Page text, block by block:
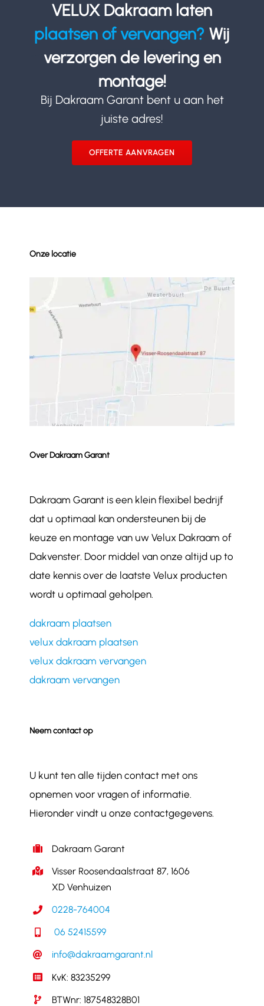
VELUX Dakraam laten
plaatsen of vervangen? Wij
verzorgen de levering en
montage!
Bij Dakraam Garant bent u aan het
juiste adres!
OFFERTE AANVRAGEN
Onze locatie
Over Dakraam Garant
Dakraam Garant is een klein flexibel bedrijf
dat u optimaal kan ondersteunen bij de
keuze en montage van uw Velux Dakraam of
Dakvenster. Door middel van onze altijd up to
date kennis over de laatste Velux producten
wordt u optimaal geholpen.
dakraam plaatsen
velux dakraam plaatsen
velux dakraam vervangen
dakraam vervangen
Neem contact op
U kunt ten alle tijden contact met ons
opnemen voor vragen of informatie.
Hieronder vindt u onze contactgegevens.
Dakraam Garant
Visser Roosendaalstraat 87, 1606
XD Venhuizen
0228-764004
06 52415599
info@dakraamgarant.nl
KvK: 83235299
BTWnr: 187548328B01